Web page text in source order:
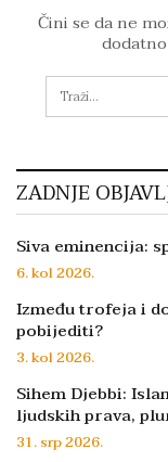
Čini se da ne
ZADNJE
Siva eminencija:
6. kol 2026.
Između trofeja i
pobijediti?
3. kol 2026.
Sihem Djebbi:
ljudskih prava,
31. srp 2026.